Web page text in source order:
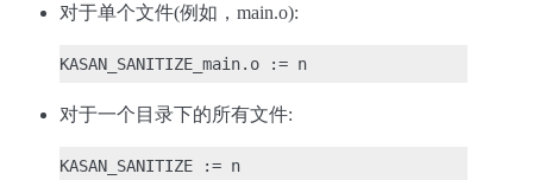
对于单个文件(例如，main.o):
对于一个目录下的所有文件: